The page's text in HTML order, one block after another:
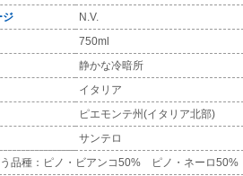
ジ
N.V.
750ml
静かな冷暗所
イタリア
ピエモンテ州(イタリア北部)
サンテロ
品種：ピノ・ビアンコ50% ピノ・ネーロ